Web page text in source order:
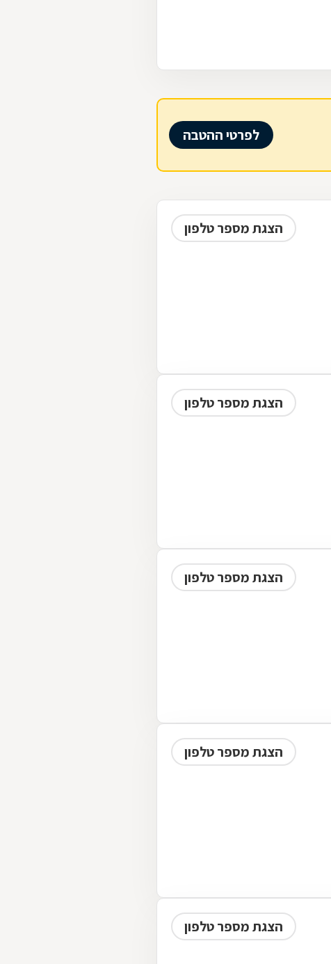
לפרטי ההטבה
הצגת מספר טלפון
הצגת מספר טלפון
הצגת מספר טלפון
הצגת מספר טלפון
הצגת מספר טלפון